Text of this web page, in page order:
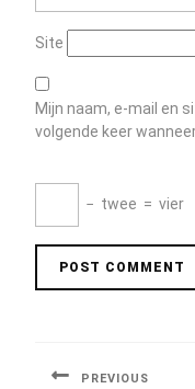
Site
Mijn naam, e-mail en
volgende keer
− twee = vier
PREVIOUS